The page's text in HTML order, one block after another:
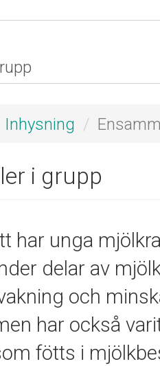
Inhysning
i grupp
har unga
delar av
och
har också
fötts i